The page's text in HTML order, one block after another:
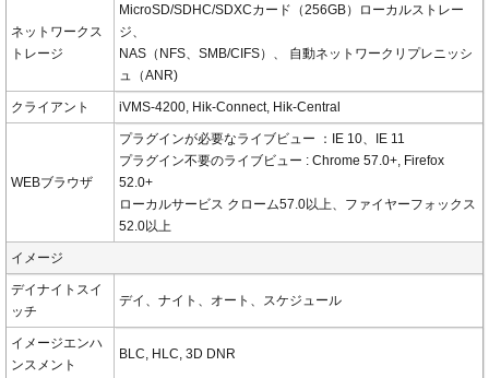
ネットワークス
トレージ
MicroSD/SDHC/SDXCカード（256GB）ローカルストレー
ジ、
NAS（NFS、SMB/CIFS）、 自動ネットワークリプレニッシ
ュ（ANR)
クライアント iVMS-4200, Hik-Connect, Hik-Central
WEBブラウザ
プラグインが必要なライブビュー ：IE 10、IE 11
プラグイン不要のライブビュー : Chrome 57.0+, Firefox
52.0+
ローカルサービス クローム57.0以上、ファイヤーフォックス
52.0以上
イメージ
デイナイトスイ
ッチ
デイ、ナイト、オート、スケジュール
イメージエンハ
ンスメント
BLC, HLC, 3D DNR